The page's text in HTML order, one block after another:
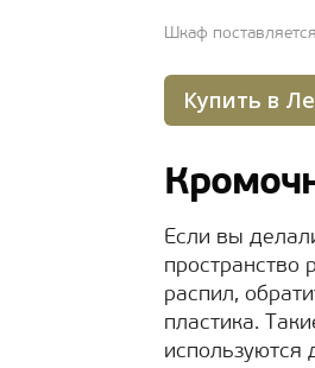
Шкаф
Купить в
Если вы
пространство
распил,
пластика.
используются